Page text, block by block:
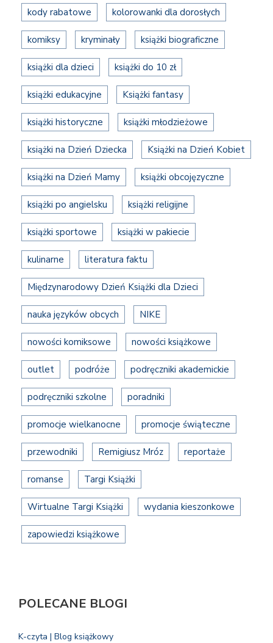
kody rabatowe kolorowanki dla dorosłych
komiksy kryminały książki biograficzne
książki dla dzieci książki do 10 zł
książki edukacyjne Książki fantasy
książki historyczne książki młodzieżowe
książki na Dzień Dziecka Książki na Dzień Kobiet
książki na Dzień Mamy książki obcojęzyczne
książki po angielsku książki religijne
książki sportowe książki w pakiecie
kulinarne literatura faktu
Międzynarodowy Dzień Książki dla Dzieci
nauka języków obcych NIKE
nowości komiksowe nowości książkowe
outlet podróże podręczniki akademickie
podręczniki szkolne poradniki
promocje wielkanocne promocje świąteczne
przewodniki Remigiusz Mróz reportaże
romanse Targi Książki
Wirtualne Targi Książki wydania kieszonkowe
zapowiedzi książkowe
POLECANE BLOGI
K-czyta | Blog książkowy